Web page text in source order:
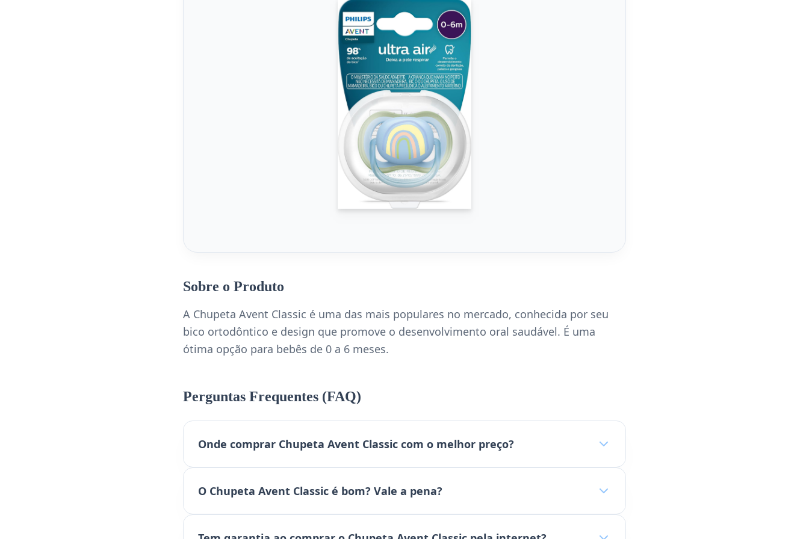
Sobre o Produto
A Chupeta Avent Classic é uma das mais populares no mercado, conhecida por seu
bico ortodôntico e design que promove o desenvolvimento oral saudável. É uma
ótima opção para bebês de 0 a 6 meses.
Perguntas Frequentes (FAQ)
Onde comprar Chupeta Avent Classic com o melhor preço?
O Chupeta Avent Classic é bom? Vale a pena?